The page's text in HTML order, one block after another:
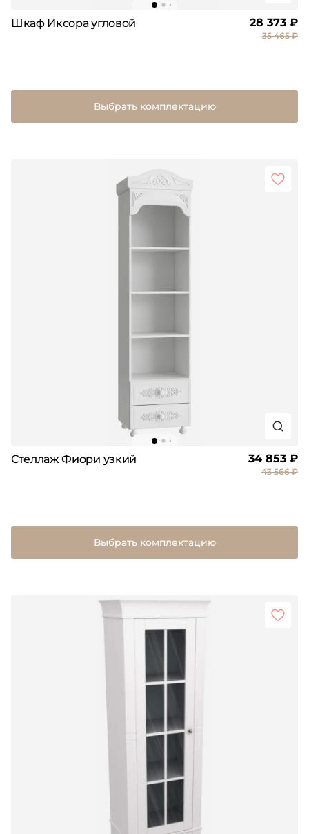
Шкаф Иксора угловой 28 373 ₽
35 465 ₽
Выбрать комплектацию
Стеллаж Фиори узкий 34 853 ₽
43 566 ₽
Выбрать комплектацию